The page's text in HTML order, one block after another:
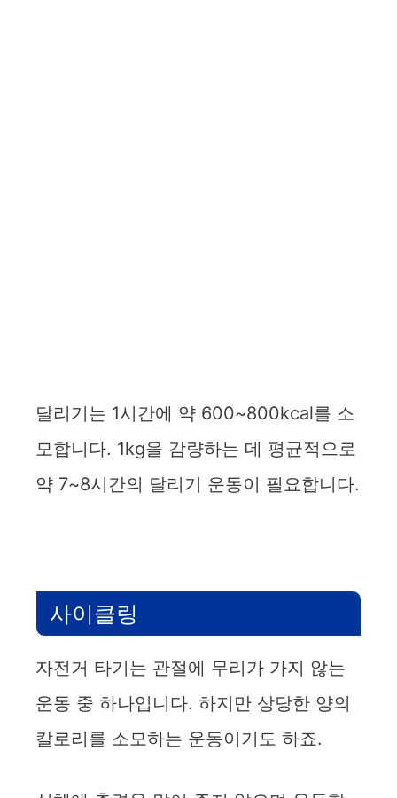
달리기는 1시간에 약 600~800kcal를 소
모합니다. 1kg을 감량하는 데 평균적으로
약 7~8시간의 달리기 운동이 필요합니다.
사이클링
자전거 타기는 관절에 무리가 가지 않는
운동 중 하나입니다. 하지만 상당한 양의
칼로리를 소모하는 운동이기도 하죠.